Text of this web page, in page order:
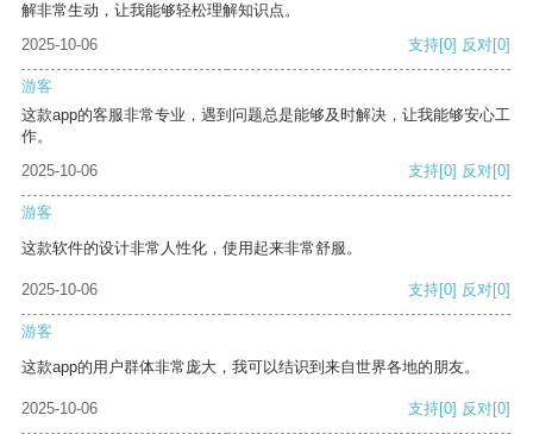
解非常生动，让我能够轻松理解知识点。
2025-10-06
支持[0] 反对[0]
游客
这款app的客服非常专业，遇到问题总是能够及时解决，让我能够安心工
作。
2025-10-06
支持[0] 反对[0]
游客
这款软件的设计非常人性化，使用起来非常舒服。
2025-10-06 支持[0] 反对[0]
游客
这款app的用户群体非常庞大，我可以结识到来自世界各地的朋友。
2025-10-06 支持[0] 反对[0]